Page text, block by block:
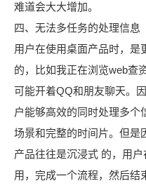
难道会大大增加。
四、无法多任务的处理信息
用户在使用桌面产品时，是
的，比如我正在浏览web查
可能开着QQ和朋友聊天。
户能够高效的同时处理多个
场景和完整的时间片。但是
产品往往是沉浸式 的，用
用，完成一个流程，然后结